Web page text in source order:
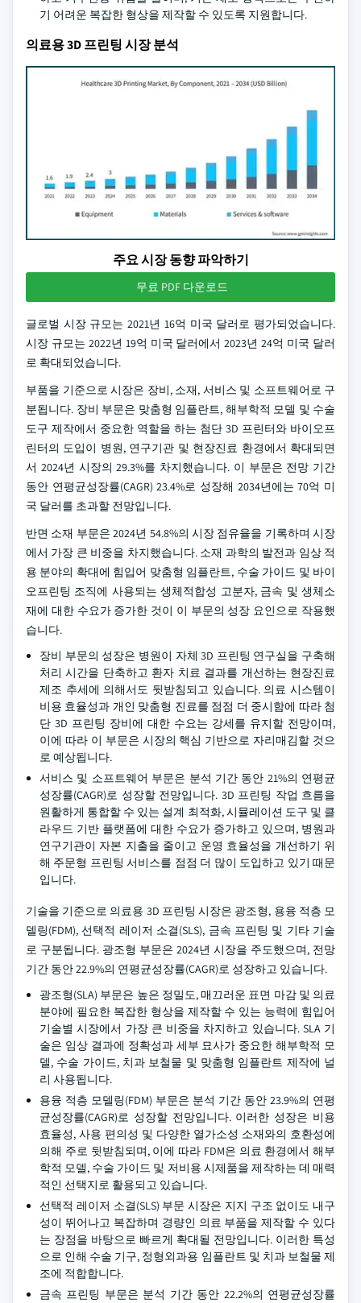
기 어려운 복잡한 형상을 제작할 수 있도록 지원합니다.
의료용 3D 프린팅 시장 분석
주요 시장 동향 파악하기
무료 PDF 다운로드
글로벌 시장 규모는 2021년 16억 미국 달러로 평가되었습니다.
시장 규모는 2022년 19억 미국 달러에서 2023년 24억 미국 달러
로 확대되었습니다.
부품을 기준으로 시장은 장비, 소재, 서비스 및 소프트웨어로 구
분됩니다. 장비 부문은 맞춤형 임플란트, 해부학적 모델 및 수술
도구 제작에서 중요한 역할을 하는 첨단 3D 프린터와 바이오프
린터의 도입이 병원, 연구기관 및 현장진료 환경에서 확대되면
서 2024년 시장의 29.3%를 차지했습니다. 이 부문은 전망 기간
동안 연평균성장률(CAGR) 23.4%로 성장해 2034년에는 70억 미
국 달러를 초과할 전망입니다.
반면 소재 부문은 2024년 54.8%의 시장 점유율을 기록하며 시장
에서 가장 큰 비중을 차지했습니다. 소재 과학의 발전과 임상 적
용 분야의 확대에 힘입어 맞춤형 임플란트, 수술 가이드 및 바이
오프린팅 조직에 사용되는 생체적합성 고분자, 금속 및 생체소
재에 대한 수요가 증가한 것이 이 부문의 성장 요인으로 작용했
습니다.
장비 부문의 성장은 병원이 자체 3D 프린팅 연구실을 구축해
처리 시간을 단축하고 환자 치료 결과를 개선하는 현장진료
제조 추세에 의해서도 뒷받침되고 있습니다. 의료 시스템이
비용 효율성과 개인 맞춤형 진료를 점점 더 중시함에 따라 첨
단 3D 프린팅 장비에 대한 수요는 강세를 유지할 전망이며,
이에 따라 이 부문은 시장의 핵심 기반으로 자리매김할 것으
로 예상됩니다.
서비스 및 소프트웨어 부문은 분석 기간 동안 21%의 연평균
성장률(CAGR)로 성장할 전망입니다. 3D 프린팅 작업 흐름을
원활하게 통합할 수 있는 설계 최적화, 시뮬레이션 도구 및 클
라우드 기반 플랫폼에 대한 수요가 증가하고 있으며, 병원과
연구기관이 자본 지출을 줄이고 운영 효율성을 개선하기 위
해 주문형 프린팅 서비스를 점점 더 많이 도입하고 있기 때문
입니다.
기술을 기준으로 의료용 3D 프린팅 시장은 광조형, 용융 적층 모
델링(FDM), 선택적 레이저 소결(SLS), 금속 프린팅 및 기타 기술
로 구분됩니다. 광조형 부문은 2024년 시장을 주도했으며, 전망
기간 동안 22.9%의 연평균성장률(CAGR)로 성장하고 있습니다.
광조형(SLA) 부문은 높은 정밀도, 매끄러운 표면 마감 및 의료
분야에 필요한 복잡한 형상을 제작할 수 있는 능력에 힘입어
기술별 시장에서 가장 큰 비중을 차지하고 있습니다. SLA 기
술은 임상 결과에 정확성과 세부 묘사가 중요한 해부학적 모
델, 수술 가이드, 치과 보철물 및 맞춤형 임플란트 제작에 널
리 사용됩니다.
용융 적층 모델링(FDM) 부문은 분석 기간 동안 23.9%의 연평
균성장률(CAGR)로 성장할 전망입니다. 이러한 성장은 비용
효율성, 사용 편의성 및 다양한 열가소성 소재와의 호환성에
의해 주로 뒷받침되며, 이에 따라 FDM은 의료 환경에서 해부
학적 모델, 수술 가이드 및 저비용 시제품을 제작하는 데 매력
적인 선택지로 활용되고 있습니다.
선택적 레이저 소결(SLS) 부문 시장은 지지 구조 없이도 내구
성이 뛰어나고 복잡하며 경량인 의료 부품을 제작할 수 있다
는 장점을 바탕으로 빠르게 확대될 전망입니다. 이러한 특성
으로 인해 수술 기구, 정형외과용 임플란트 및 치과 보철물 제
조에 적합합니다.
금속 프린팅 부문은 분석 기간 동안 22.2%의 연평균성장률